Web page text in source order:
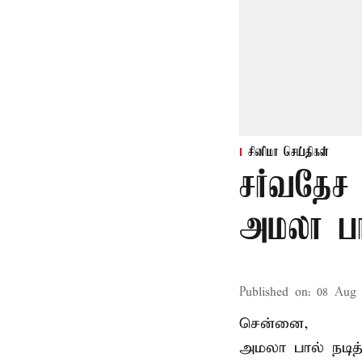
சினிமா செய்திகள்
சர்வதேச
அமலா
Published on: 08 Aug
சென்னை,
அமலா பால்